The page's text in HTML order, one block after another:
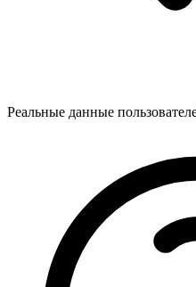
Реальные данные